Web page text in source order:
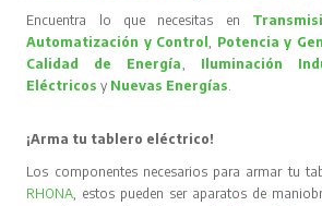
Encuentra lo que necesitas en
Automatización y Control, Potencia y
Calidad de Energía, Iluminación
Eléctricos y Nuevas Energías.
¡Arma tu tablero eléctrico!
Los componentes necesarios para armar tu
RHONA, estos pueden ser aparatos de